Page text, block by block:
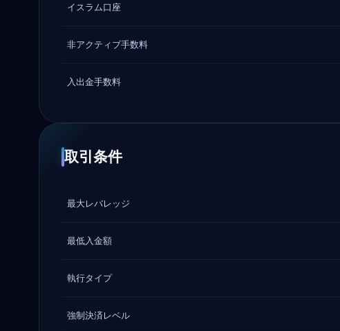
イスラム口座
非アクティブ手数料
入出金手数料
取引条件
最大レバレッジ
最低入金額
執行タイプ
強制決済レベル